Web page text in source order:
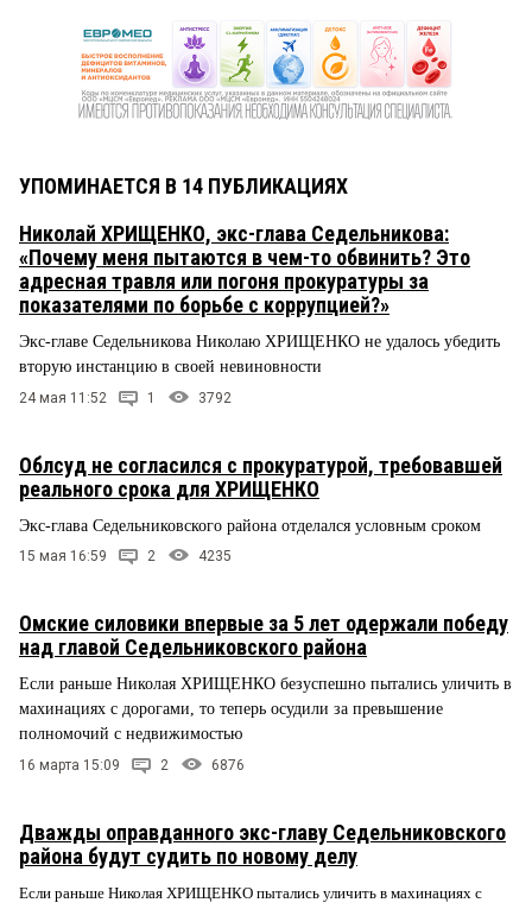
УПОМИНАЕТСЯ В 14 ПУБЛИКАЦИЯХ
Николай ХРИЩЕНКО, экс-глава Седельникова:
«Почему меня пытаются в чем-то обвинить? Это
адресная травля или погоня прокуратуры за
показателями по борьбе с коррупцией?»
Экс-главе Седельникова Николаю ХРИЩЕНКО не удалось убедить
вторую инстанцию в своей невиновности
24 мая 11:52 1 3792
Облсуд не согласился с прокуратурой, требовавшей
реального срока для ХРИЩЕНКО
Экс-глава Седельниковского района отделался условным сроком
15 мая 16:59 2 4235
Омские силовики впервые за 5 лет одержали победу
над главой Седельниковского района
Если раньше Николая ХРИЩЕНКО безуспешно пытались уличить в
махинациях с дорогами, то теперь осудили за превышение
полномочий с недвижимостью
16 марта 15:09 2 6876
Дважды оправданного экс-главу Седельниковского
района будут судить по новому делу
Если раньше Николая ХРИЩЕНКО пытались уличить в махинациях с